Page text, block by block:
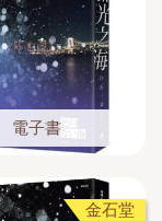
電子書
金石堂